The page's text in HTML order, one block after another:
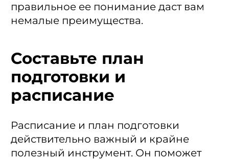
правильное ее понимание даст вам
немалые преимущества.
Составьте план
подготовки и
расписание
Расписание и план подготовки
действительно важный и крайне
полезный инструмент. Он поможет